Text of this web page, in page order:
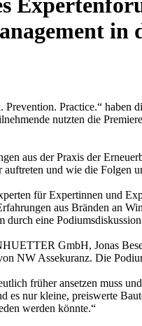
in
Practice.“
nutzten die
aus der Praxis der
und wie die
für Expertinnen und
aus Bränden an
eine
GmbH, Jonas
NW Assekuranz. Die
früher ansetzen muss
nur kleine, preiswerte
werden könnte.“